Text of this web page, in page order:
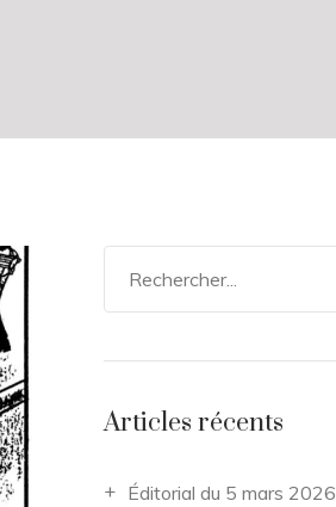
Articles récents
Éditorial du 5 mars 2026